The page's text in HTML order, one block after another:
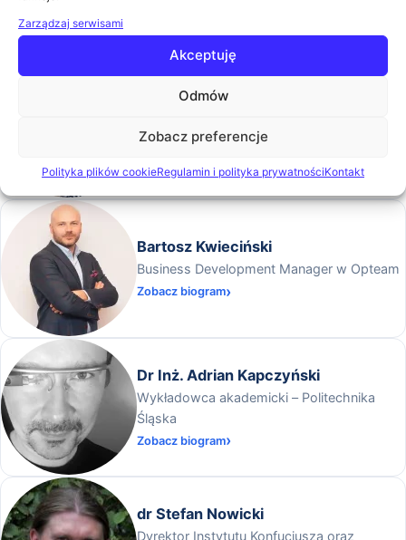
Zarządzaj serwisami
Akceptuję
Odmów
Zobacz preferencje
Polityka plików cookieRegulamin i polityka prywatnościKontakt
Account Manager
Bartosz Kwieciński
Business Development Manager w Opteam
Zobacz biogram
Dr Inż. Adrian Kapczyński
Wykładowca akademicki – Politechnika
Śląska
Zobacz biogram
dr Stefan Nowicki
Dyrektor Instytutu Konfucjusza oraz